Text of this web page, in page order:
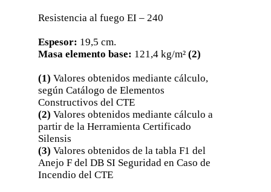
Resistencia al fuego EI – 240
Espesor: 19,5 cm.
Masa elemento base: 121,4 kg/m² (2)
(1) Valores obtenidos mediante cálculo,
según Catálogo de Elementos
Constructivos del CTE
(2) Valores obtenidos mediante cálculo a
partir de la Herramienta Certificado
Silensis
(3) Valores obtenidos de la tabla F1 del
Anejo F del DB SI Seguridad en Caso de
Incendio del CTE